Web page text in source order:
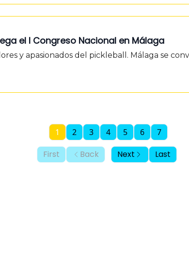
el I Congreso Nacional en Málaga
y apasionados del pickleball. Málaga se
First Back
1 2 3 4 5 6 7
Next Last